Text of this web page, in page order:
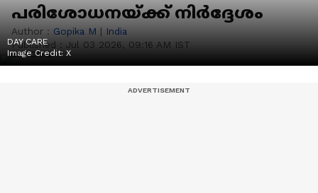
പരിശോധനയ്ക്ക് നിർദ്ദേശം
Author : Gopika M | India
Published : Jul 03 2026, 09:16 AM IST
DAY CARE
Image Credit: X